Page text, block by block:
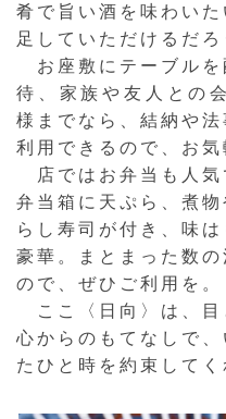
肴で旨い酒を味わい
足していただけるだろ
お座敷にテーブルを
待、家族や友人との
様までなら、結納や
利用できるので、お気
店ではお弁当も人気
弁当箱に天ぷら、煮
らし寿司が付き、味
豪華。まとまった数
ので、ぜひご利用を。
ここ〈日向〉は、目
心からのもてなしで
たひと時を約束してく